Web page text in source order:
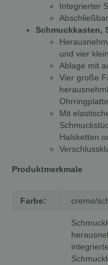
Integrierter
Schmuckkasten,
und vier
Ablage mit
Vier große
Mit
Halsketten
Produktmerkmale
Farbe: creme/